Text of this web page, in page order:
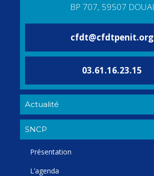
BP 707, 59507 DOUAI
cfdt@cfdtpenit.org
03.61.16.23.15
Actualité
SNCP
Présentation
L’agenda